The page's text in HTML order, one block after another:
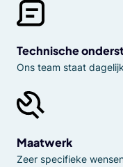
Technische
Ons team staat
Maatwerk
Zeer specifieke